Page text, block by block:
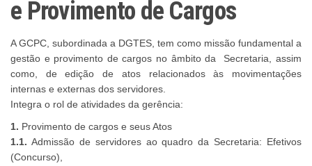
e Provimento de Cargos
A GCPC, subordinada a DGTES, tem como missão fundamental a
gestão e provimento de cargos no âmbito da Secretaria, assim
como, de edição de atos relacionados às movimentações
internas e externas dos servidores.
Integra o rol de atividades da gerência:
1. Provimento de cargos e seus Atos
1.1. Admissão de servidores ao quadro da Secretaria: Efetivos
(Concurso),